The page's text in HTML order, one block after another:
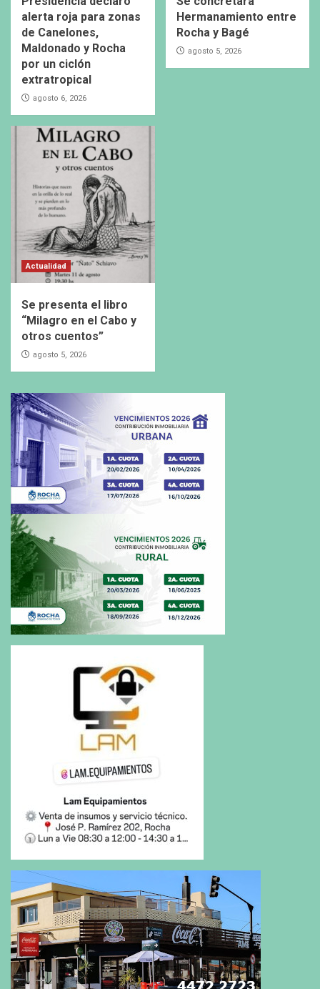
alerta roja para zonas
de Canelones,
Maldonado y Rocha
por un ciclón
extratropical
agosto 6, 2026
Hermanamiento entre
Rocha y Bagé
agosto 5, 2026
Actualidad
Se presenta el libro
“Milagro en el Cabo y
otros cuentos”
agosto 5, 2026